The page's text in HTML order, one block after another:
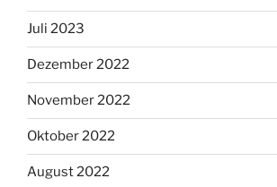
Juli 2023
Dezember 2022
November 2022
Oktober 2022
August 2022